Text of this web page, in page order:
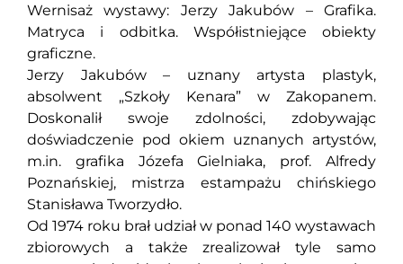
Wernisaż wystawy: Jerzy Jakubów – Grafika.
Matryca i odbitka. Współistniejące obiekty
graficzne.
Jerzy Jakubów – uznany artysta plastyk,
absolwent „Szkoły Kenara” w Zakopanem.
Doskonalił swoje zdolności, zdobywając
doświadczenie pod okiem uznanych artystów,
m.in. grafika Józefa Gielniaka, prof. Alfredy
Poznańskiej, mistrza estampażu chińskiego
Stanisława Tworzydło.
Od 1974 roku brał udział w ponad 140 wystawach
zbiorowych a także zrealizował tyle samo